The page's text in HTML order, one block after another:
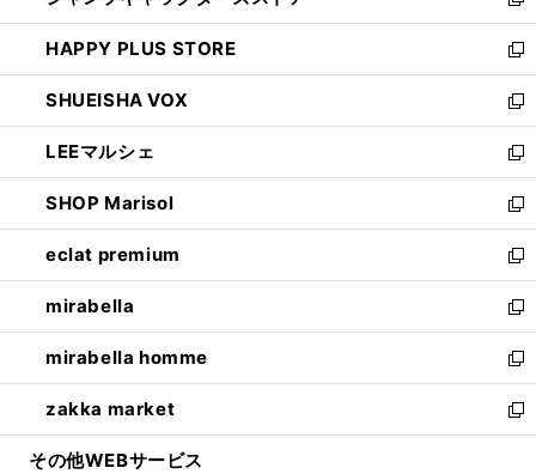
ン
ド
ウ
で
開
く
ウ
ィ
ン
ド
ウ
で
開
く
し
い
ウ
ィ
ン
ド
ウ
で
開
く
HAPPY PLUS STORE
新
し
い
ウ
ィ
ン
ド
ウ
で
開
く
SHUEISHA VOX
新
し
い
ウ
ィ
ン
ド
ウ
で
開
く
LEEマルシェ
新
し
い
ウ
ィ
ン
ド
ウ
で
開
く
SHOP Marisol
新
し
い
ウ
ィ
ン
ド
ウ
で
開
eclat premium
新
し
い
ウ
ィ
ン
ド
ウ
mirabella
新
し
い
ウ
ィ
ン
mirabella homme
新
し
い
ウ
zakka market
新
し
その他WEBサービス